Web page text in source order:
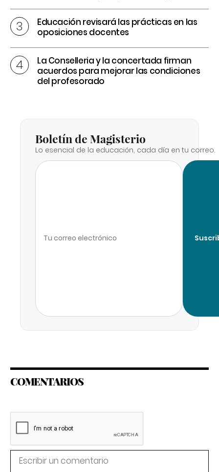
Educación revisará las prácticas en las
oposiciones docentes
La Conselleria y la concertada firman
acuerdos para mejorar las condiciones
del profesorado
Boletín de Magisterio
Lo esencial de la educación, cada día en tu correo.
COMENTARIOS